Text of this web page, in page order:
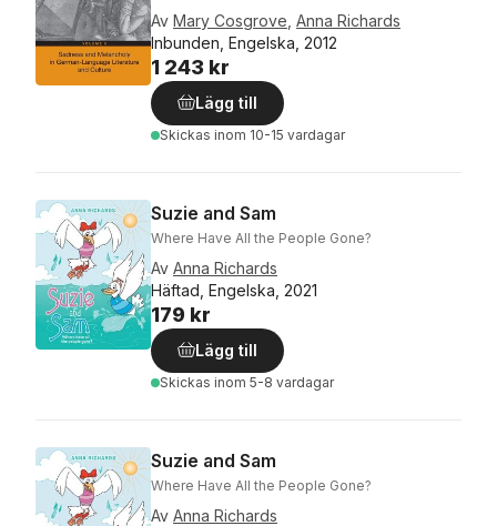
Av Mary Cosgrove Anna Richards
Inbunden, Engelska, 2012
1 243 kr
Lägg till
Skickas inom 10-15 vardagar
Suzie and Sam
Where Have All the People Gone?
Av Anna Richards
Häftad, Engelska, 2021
179 kr
Lägg till
Skickas inom 5-8 vardagar
Suzie and Sam
Where Have All the People Gone?
Av Anna Richards